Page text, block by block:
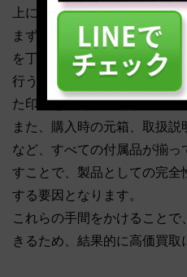
上に繋がる可能性があります
まず、エアダスターなどで
を丁寧に除去し、外側の汚
行うことで、製品の見た目
た印象を与えられます。
また、購入時の元箱、取扱
など、すべての付属品が揃
すことで、製品としての完
する要因となります。
これらの手間をかけること
きるため、結果的に高価買取